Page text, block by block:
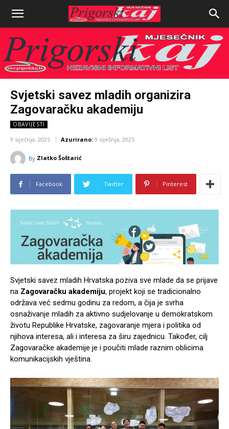
Svjetski savez mladih organizira
Zagovaračku akademiju
OBAVIJESTI
9 siječnja, 2025 Azurirano: 9 siječnja, 2025
By Zlatko Šoštarić
Facebook Twitter Pinterest
Svjetski savez mladih Hrvatska poziva sve mlade da se prijave
na Zagovaračku akademiju, projekt koji se tradicionalno
održava već sedmu godinu za redom, a čija je svrha
osnaživanje mladih za aktivno sudjelovanje u demokratskom
životu Republike Hrvatske, zagovaranje mjera i politika od
njihova interesa, ali i interesa za širu zajednicu. Također, cilj
Zagovaračke akademije je i poučiti mlade raznim oblicima
komunikacijskih vještina.